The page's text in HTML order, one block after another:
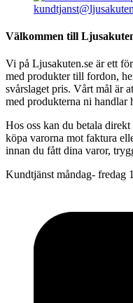
Välkommen till
Vi på Ljusakuten.se är ett
med produkter till fordon,
svårslaget pris. Vårt mål är
med produkterna ni handlar
Hos oss kan du betala
köpa varorna mot faktura
innan du fått dina varor,
Kundtjänst måndag- fredag